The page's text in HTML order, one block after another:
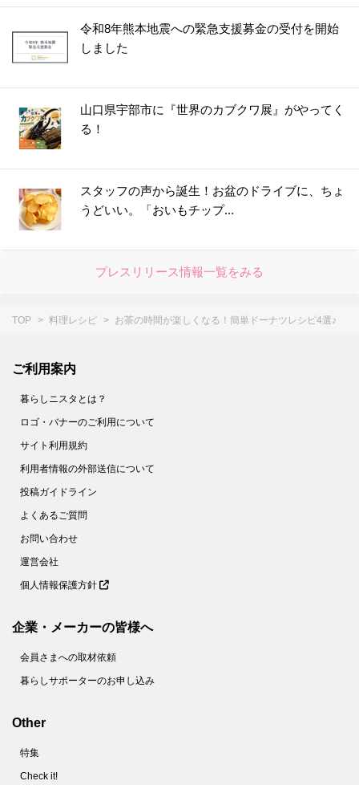
令和8年熊本地震への緊急支援募金の受付を開始
しました
山口県宇部市に『世界のカブクワ展』がやってく
る！
スタッフの声から誕生！お盆のドライブに、ちょ
うどいい。「おいもチップ...
プレスリリース情報一覧をみる
TOP 料理レシピ お茶の時間が楽しくなる！簡単ドーナツレシピ4選♪
ご利用案内
暮らしニスタとは？
ロゴ・バナーのご利用について
サイト利用規約
利用者情報の外部送信について
投稿ガイドライン
よくあるご質問
お問い合わせ
運営会社
個人情報保護方針
企業・メーカーの皆様へ
会員さまへの取材依頼
暮らしサポーターのお申し込み
Other
特集
Check it!